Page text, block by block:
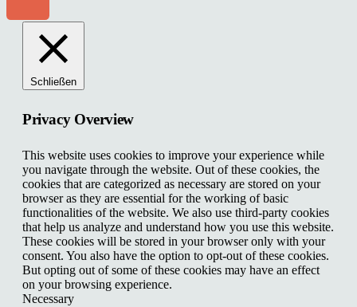
Schließen
Privacy Overview
This website uses cookies to improve your experience while
you navigate through the website. Out of these cookies, the
cookies that are categorized as necessary are stored on your
browser as they are essential for the working of basic
functionalities of the website. We also use third-party cookies
that help us analyze and understand how you use this website.
These cookies will be stored in your browser only with your
consent. You also have the option to opt-out of these cookies.
But opting out of some of these cookies may have an effect
on your browsing experience.
Necessary